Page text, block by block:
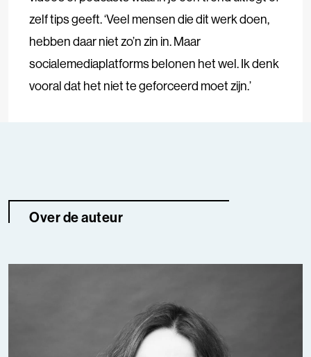
zelf tips geeft. ‘Veel mensen die dit werk doen,
hebben daar niet zo’n zin in. Maar
socialemediaplatforms belonen het wel. Ik denk
vooral dat het niet te geforceerd moet zijn.’
Over de auteur